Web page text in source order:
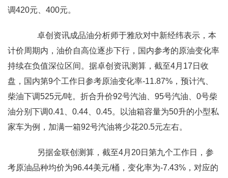
调420元、400元。
卓创资讯成品油分析师于雅欣对中新经纬表示，本
计价周期内，油价自高位逐步下行，国内参考的原油变化率
持续在负值深位区间。据卓创资讯测算，截至4月17日收
盘，国内第9个工作日参考原油变化率-11.87%，预计汽、
柴油下调525元/吨。折合升价92号汽油、95号汽油、0号柴
油分别下调0.41、0.44、0.45。以油箱容量为50升的小型私
家车为例，加满一箱92号汽油将少花20.5元左右。
另据金联创测算，截至4月20日第九个工作日，参
考原油品种均价为96.44美元/桶，变化率为-7.43%，对应的